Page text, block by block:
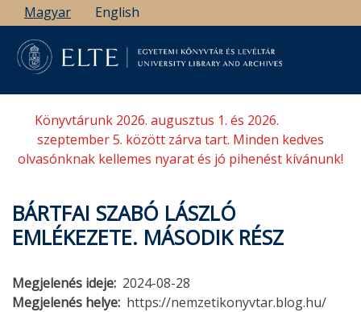
Ugrás
a
tartalomra
Magyar English
Könyvtárunk 2026. augusztus 1. és 2026.
szeptember 5. között zárva tart. Minden kedves
olvasónknak kellemes nyarat és jó pihenést kívánunk!
BÁRTFAI SZABÓ LÁSZLÓ
EMLÉKEZETE. MÁSODIK RÉSZ
Megjelenés ideje 2024-08-28
Megjelenés helye https://nemzetikonyvtar.blog.hu/